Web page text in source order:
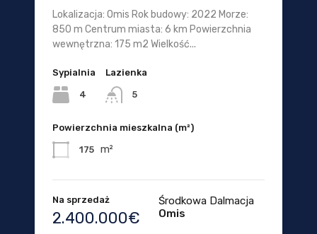
Lokalizacja: Omis Rok budowy: 2022 Morze:
850 m Centrum miasta: 6 km Powierzchnia
wewnętrzna: 175 m2 Wielkość...
Sypialnia
4
Lazienka
5
Powierzchnia mieszkalna (m²)
175 m²
Na sprzedaż
2.400.000€
Środkowa Dalmacja
Omis